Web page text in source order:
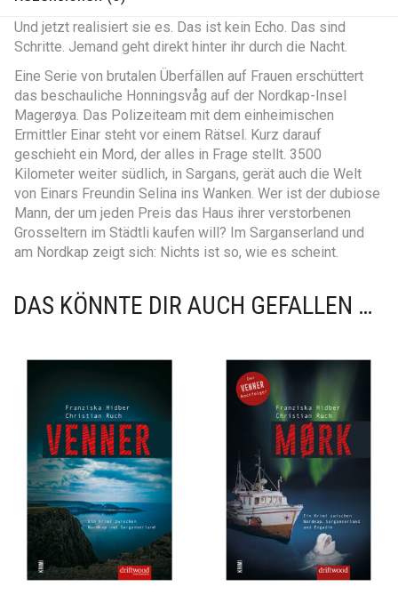
Und jetzt realisiert sie es. Das ist kein Echo. Das sind
Schritte. Jemand geht direkt hinter ihr durch die Nacht.
Eine Serie von brutalen Überfällen auf Frauen erschüttert
das beschauliche Honningsvåg auf der Nordkap-Insel
Magerøya. Das Polizeiteam mit dem einheimischen
Ermittler Einar steht vor einem Rätsel. Kurz darauf
geschieht ein Mord, der alles in Frage stellt. 3500
Kilometer weiter südlich, in Sargans, gerät auch die Welt
von Einars Freundin Selina ins Wanken. Wer ist der dubiose
Mann, der um jeden Preis das Haus ihrer verstorbenen
Grosseltern im Städtli kaufen will? Im Sarganserland und
am Nordkap zeigt sich: Nichts ist so, wie es scheint.
DAS KÖNNTE DIR AUCH GEFALLEN …